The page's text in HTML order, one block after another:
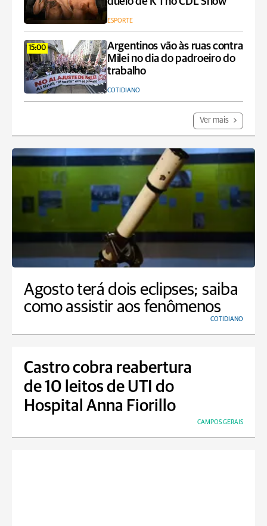
ESPORTE
15:00
Argentinos vão às ruas contra
Milei no dia do padroeiro do
trabalho
COTIDIANO
Ver mais
Agosto terá dois eclipses; saiba
como assistir aos fenômenos
COTIDIANO
Castro cobra reabertura
de 10 leitos de UTI do
Hospital Anna Fiorillo
CAMPOS GERAIS